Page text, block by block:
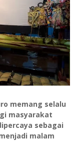
memang selalu
masyarakat
sebagai
malam